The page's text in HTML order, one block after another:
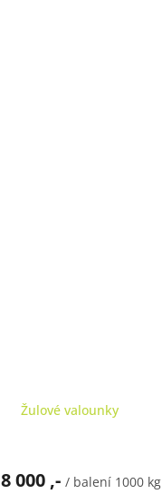
Žulové valounky
8 000 ,- / balení 1000 kg